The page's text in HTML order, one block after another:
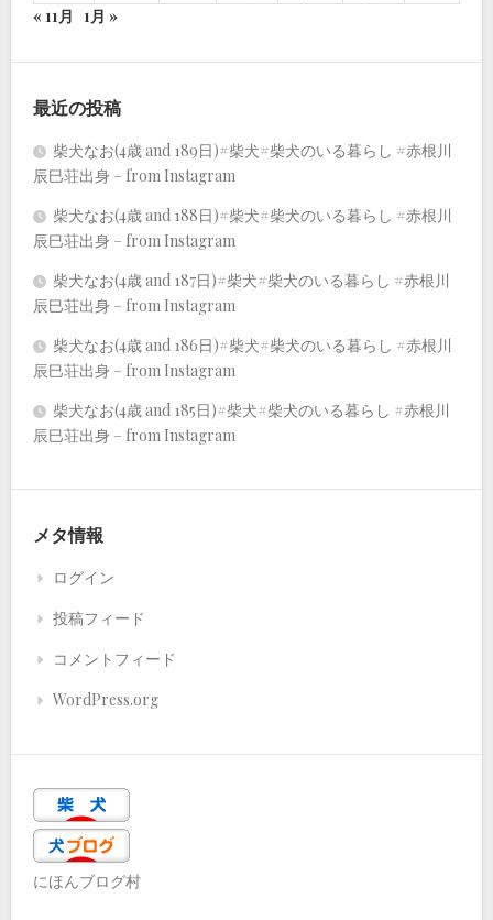
« 11月 1月 »
最近の投稿
柴犬なお(4歳 and 189日)#柴犬#柴犬のいる暮らし #赤根川
辰巳荘出身 – from Instagram
柴犬なお(4歳 and 188日)#柴犬#柴犬のいる暮らし #赤根川
辰巳荘出身 – from Instagram
柴犬なお(4歳 and 187日)#柴犬#柴犬のいる暮らし #赤根川
辰巳荘出身 – from Instagram
柴犬なお(4歳 and 186日)#柴犬#柴犬のいる暮らし #赤根川
辰巳荘出身 – from Instagram
柴犬なお(4歳 and 185日)#柴犬#柴犬のいる暮らし #赤根川
辰巳荘出身 – from Instagram
メタ情報
ログイン
投稿フィード
コメントフィード
WordPress.org
にほんブログ村